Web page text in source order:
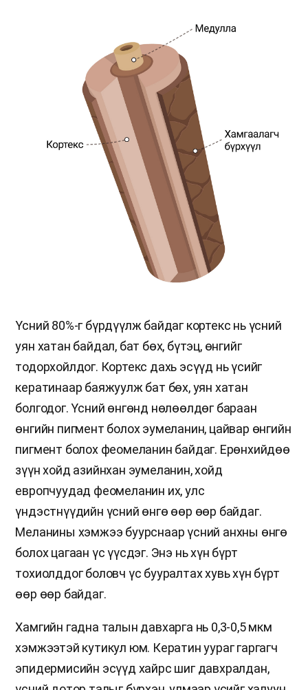
Үсний 80%-г бүрдүүлж байдаг кортекс нь үсний
уян хатан байдал, бат бөх, бүтэц, өнгийг
тодорхойлдог. Кортекс дахь эсүүд нь үсийг
кератинаар баяжуулж бат бөх, уян хатан
болгодог. Үсний өнгөнд нөлөөлдөг бараан
өнгийн пигмент болох эумеланин, цайвар өнгийн
пигмент болох феомеланин байдаг. Ерөнхийдөө
зүүн хойд азийнхан эумеланин, хойд
европчуудад феомеланин их, улс
үндэстнүүдийн үсний өнгө өөр өөр байдаг.
Меланины хэмжээ буурснаар үсний анхны өнгө
болох цагаан үс үүсдэг. Энэ нь хүн бүрт
тохиолддог боловч үс бууралтах хувь хүн бүрт
өөр өөр байдаг.
Хамгийн гадна талын давхарга нь 0,3-0,5 мкм
хэмжээтэй кутикул юм. Кератин уураг гаргагч
эпидермисийн эсүүд хайрс шиг давхралдан,